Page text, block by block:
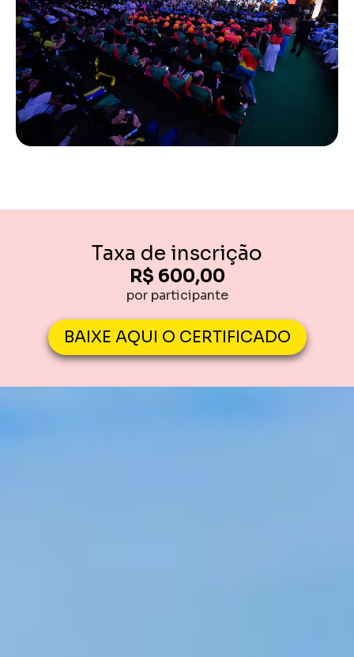
Taxa de inscrição
R$ 600,00
por participante
BAIXE AQUI O CERTIFICADO